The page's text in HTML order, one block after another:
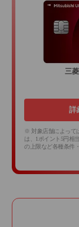
三
詳
※ 対象店舗によって
は、1ポイント5円相
の上限など各種条件